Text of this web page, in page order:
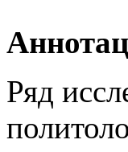
Ряд